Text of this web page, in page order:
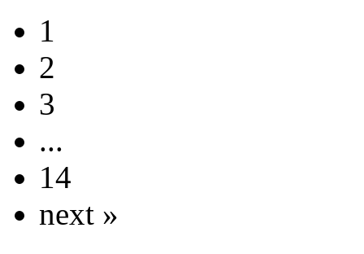
1
2
3
...
14
next »